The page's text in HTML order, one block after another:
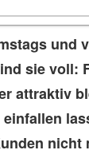
und
sie voll:
attraktiv
nicht